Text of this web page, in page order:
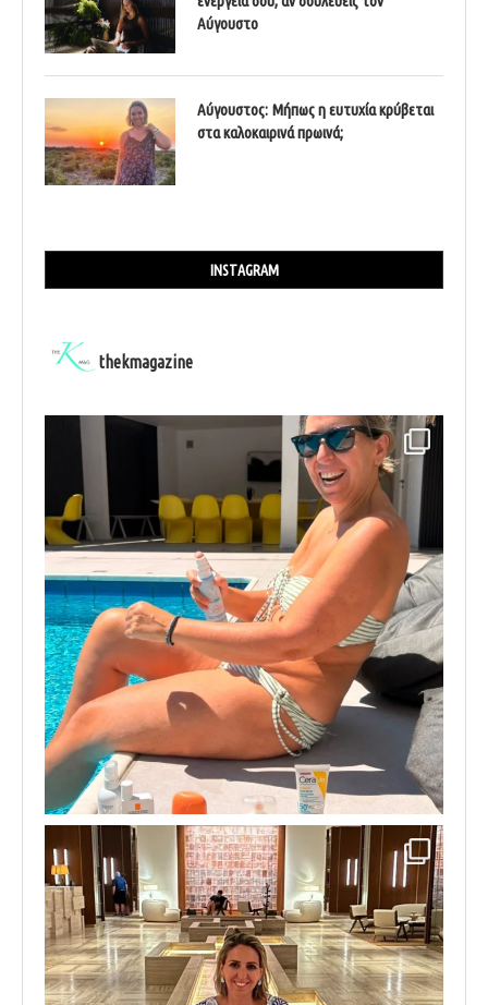
Αύγουστο
Αύγουστος: Μήπως η ευτυχία κρύβεται
στα καλοκαιρινά πρωινά;
INSTAGRAM
thekmagazine